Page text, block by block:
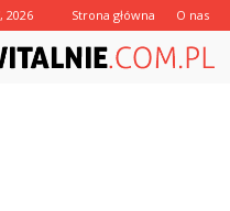
2026 Strona główna O nas